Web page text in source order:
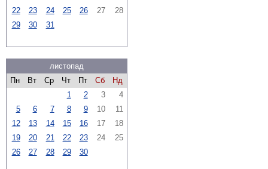
22
23 24 25 26 27
28
29
30 31
листопад
Пн
Вт Ср Чт Пт Сб
Нд
1
2 3
4
5
6 7 8 9 10
11
12
13 14 15 16 17
18
19
20 21 22 23 24
25
26
27 28 29 30